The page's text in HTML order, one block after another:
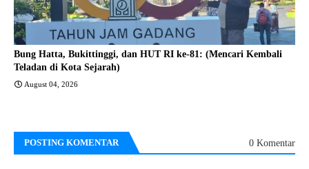
Bung Hatta, Bukittinggi, dan HUT RI ke-81: (Mencari Kembali
Teladan di Kota Sejarah)
August 04, 2026
POSTING KOMENTAR 0 Komentar